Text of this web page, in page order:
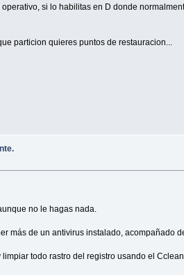
si lo habilitas en D donde
particion quieres puntos de restauracion...
no le hagas nada.
más de un antivirus instalado, acompañado
todo rastro del registro usando el